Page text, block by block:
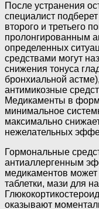
После устранения
специалист
второго и третьего
пролонгированным
определенных
средствами могут
снижения тонуса
бронхиальной
антимикозные
Медикаменты в
минимальное
максимально
нежелательных
Гормональные
антиаллергенным
медикаментов
таблетки, мази для
оказывают